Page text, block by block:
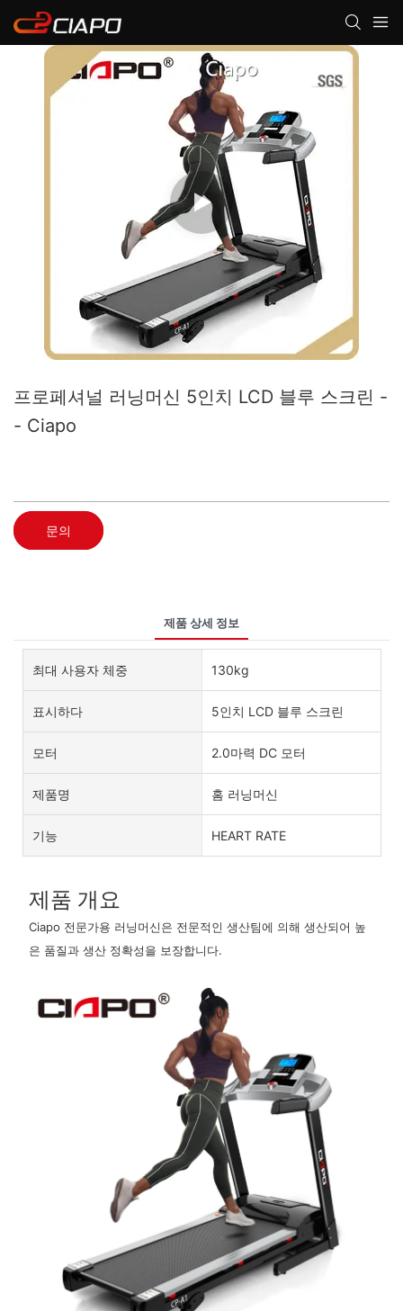
프로페셔널 러닝머신 5인치 LCD 블루 스크린 -
- Ciapo
문의
제품 상세 정보
최대 사용자 체중 130kg
표시하다 5인치 LCD 블루 스크린
모터 2.0마력 DC 모터
제품명 홈 러닝머신
기능 HEART RATE
제품 개요
Ciapo 전문가용 러닝머신은 전문적인 생산팀에 의해 생산되어 높
은 품질과 생산 정확성을 보장합니다.